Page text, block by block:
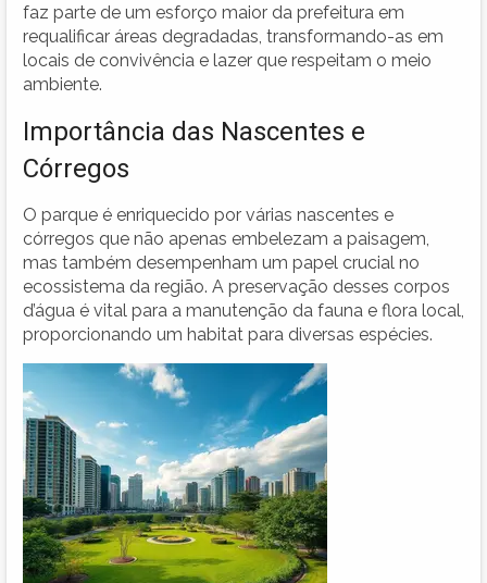
faz parte de um esforço maior da prefeitura em
requalificar áreas degradadas, transformando-as em
locais de convivência e lazer que respeitam o meio
ambiente.
Importância das Nascentes e
Córregos
O parque é enriquecido por várias nascentes e
córregos que não apenas embelezam a paisagem,
mas também desempenham um papel crucial no
ecossistema da região. A preservação desses corpos
d’água é vital para a manutenção da fauna e flora local,
proporcionando um habitat para diversas espécies.